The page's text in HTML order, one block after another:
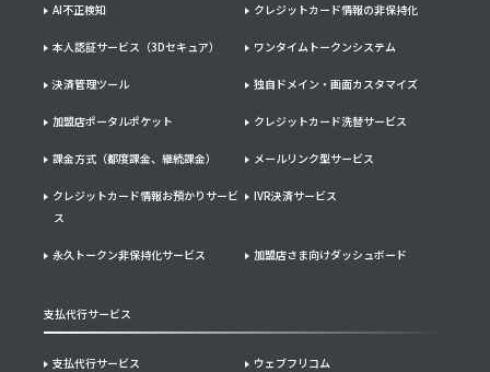
AI不正検知 クレジットカード情報の非保持化
本人認証サービス（3Dセキュア） ワンタイムトークンシステム
決済管理ツール 独自ドメイン・画面カスタマイズ
加盟店ポータルポケット クレジットカード洗替サービス
課金方式（都度課金、継続課金） メールリンク型サービス
クレジットカード情報お預かりサービ
ス
IVR決済サービス
永久トークン非保持化サービス 加盟店さま向けダッシュボード
支払代行サービス
支払代行サービス ウェブフリコム